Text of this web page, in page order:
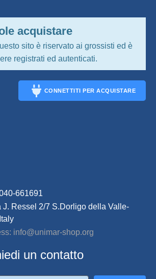
acquistare
sito è riservato ai grossisti ed è
registrati ed autenticati.
CONNETTITI PER ACQUISTARE
661691
J. Ressel 2/7 S.Dorligo della Valle-
info@unimar-shop.org
un contatto